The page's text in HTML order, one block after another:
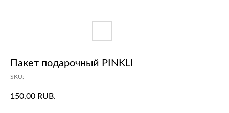
Пакет подарочный PINKLI
SKU:
150,00 RUB.